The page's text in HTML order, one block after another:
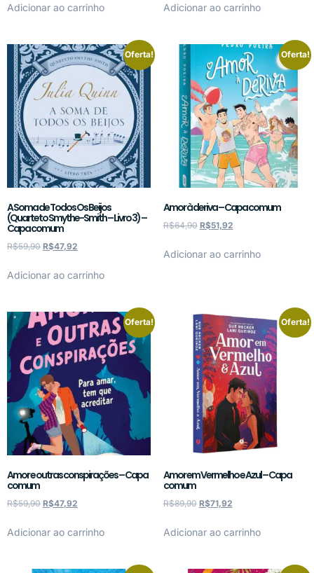
Adicionar ao carrinho Adicionar ao carrinho
Oferta!
A Soma de Todos Os Beijos
(Quarteto Smythe-Smith – Livro 3) –
Capa comum
R$59,90 R$47,92
Adicionar ao carrinho
Oferta!
Amor à deriva – Capa comum
R$64,90 R$51,92
Adicionar ao carrinho
Oferta!
Amor e outras conspirações – Capa
comum
R$59,90 R$47,92
Adicionar ao carrinho
Oferta!
Amor em Vermelho e Azul – Capa
comum
R$89,90 R$71,92
Adicionar ao carrinho